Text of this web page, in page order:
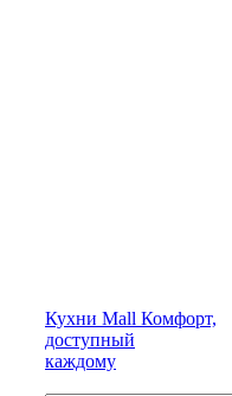
Кухни Mall Комфорт,
доступный
каждому